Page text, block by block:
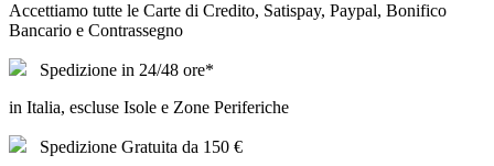
Accettiamo tutte le Carte di Credito, Satispay, Paypal, Bonifico
Bancario e Contrassegno
Spedizione in 24/48 ore*
in Italia, escluse Isole e Zone Periferiche
Spedizione Gratuita da 150 €